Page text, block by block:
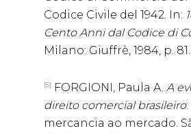
Codice Civile del 1942. In:
Cento Anni dal Codice di
Milano: Giuffrè, 1984, p. 81.
[5] FORGIONI, Paula A. A
direito comercial brasileiro
mercancia ao mercado.